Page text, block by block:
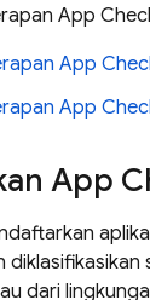
App
App
App
App
dari